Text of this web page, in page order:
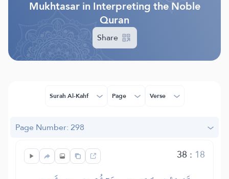
Mukhtasar in Interpreting the Noble
Quran
Share
Surah Al-Kahf Page Verse
Page Number: 298
38 : 18